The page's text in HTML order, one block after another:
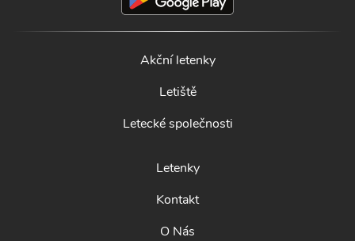
Akční letenky
Letiště
Letecké společnosti
Letenky
Kontakt
O Nás